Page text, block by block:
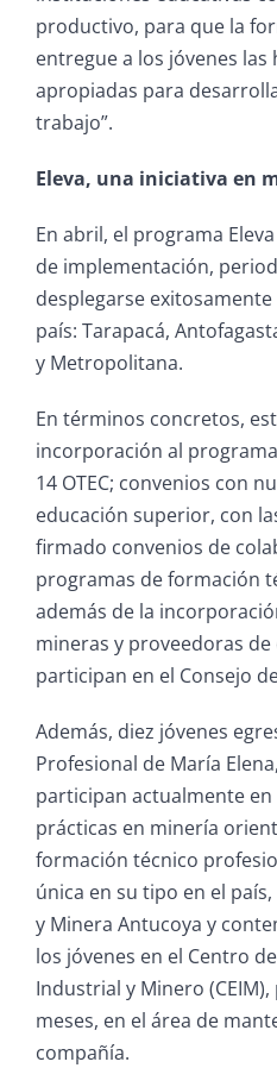
productivo, para que la
entregue a los jóvenes
apropiadas para
trabajo”.
Eleva, una iniciativa en
En abril, el programa
de implementación,
desplegarse
país: Tarapacá,
y Metropolitana.
En términos concretos,
incorporación al
14 OTEC; convenios con
educación superior, con
firmado convenios de
programas de formación
además de la
mineras y proveedoras
participan en el Consejo
Además, diez jóvenes
Profesional de María
participan actualmente
prácticas en minería
formación técnico
única en su tipo en el
y Minera Antucoya y
los jóvenes en el Centro
Industrial y Minero
meses, en el área de
compañía.